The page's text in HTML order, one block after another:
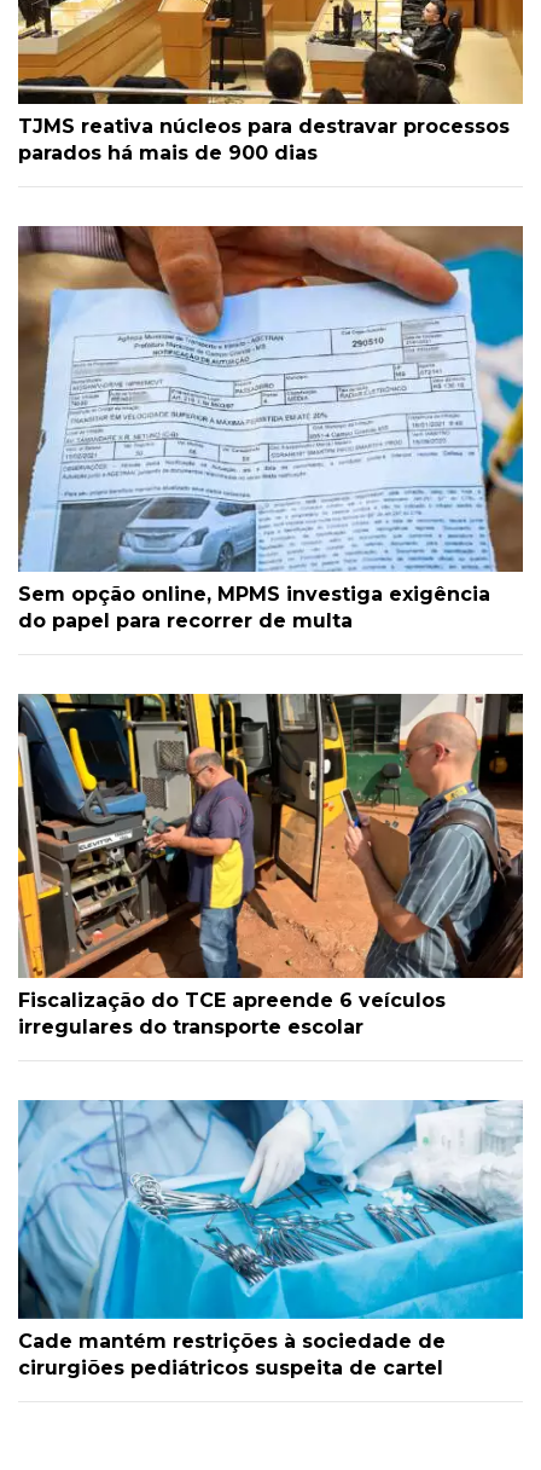
TJMS reativa núcleos para destravar processos
parados há mais de 900 dias
Sem opção online, MPMS investiga exigência
do papel para recorrer de multa
Fiscalização do TCE apreende 6 veículos
irregulares do transporte escolar
Cade mantém restrições à sociedade de
cirurgiões pediátricos suspeita de cartel